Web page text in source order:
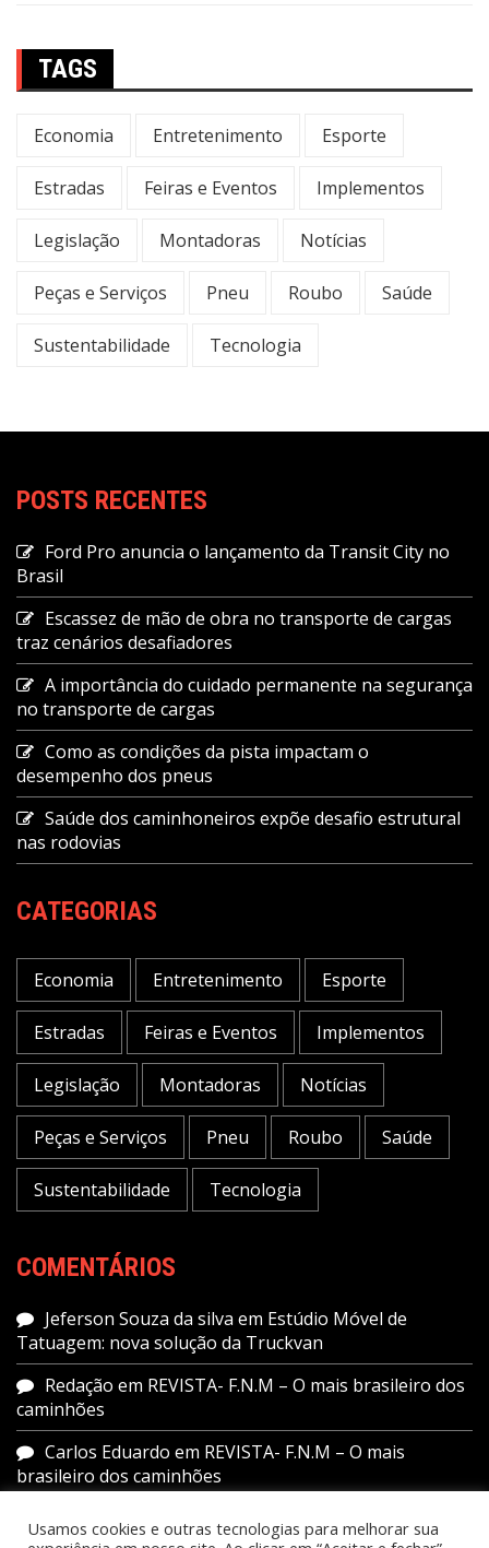
TAGS
Economia Entretenimento Esporte
Estradas Feiras e Eventos Implementos
Legislação Montadoras Notícias
Peças e Serviços Pneu Roubo Saúde
Sustentabilidade Tecnologia
POSTS RECENTES
Ford Pro anuncia o lançamento da Transit City no
Brasil
Escassez de mão de obra no transporte de cargas
traz cenários desafiadores
A importância do cuidado permanente na segurança
no transporte de cargas
Como as condições da pista impactam o
desempenho dos pneus
Saúde dos caminhoneiros expõe desafio estrutural
nas rodovias
CATEGORIAS
Economia Entretenimento Esporte
Estradas Feiras e Eventos Implementos
Legislação Montadoras Notícias
Peças e Serviços Pneu Roubo Saúde
Sustentabilidade Tecnologia
COMENTÁRIOS
Jeferson Souza da silva em Estúdio Móvel de
Tatuagem: nova solução da Truckvan
Redação em REVISTA- F.N.M – O mais brasileiro dos
caminhões
Carlos Eduardo em REVISTA- F.N.M – O mais
brasileiro dos caminhões
em
Estude para a prova teórica do
Detran.SP pelo Facebook
Usamos cookies e outras tecnologias para melhorar sua